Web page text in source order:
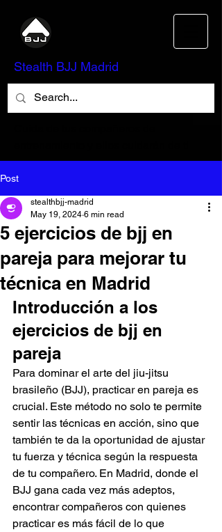
Stealth BJJ Madrid
Post
5 ejercicios de bjj en
pareja para mejorar tu
técnica en Madrid
stealthbjj-madrid
May 19, 2024 6 min read
Introducción a los
ejercicios de bjj en
pareja
Para dominar el arte del jiu-jitsu
brasileño (BJJ), practicar en pareja es
crucial. Este método no solo te permite
sentir las técnicas en acción, sino que
también te da la oportunidad de ajustar
tu fuerza y técnica según la respuesta
de tu compañero. En Madrid, donde el
BJJ gana cada vez más adeptos,
encontrar compañeros con quienes
practicar es más fácil de lo que